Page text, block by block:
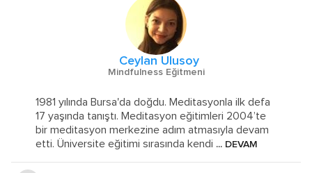
Ceylan Ulusoy
Mindfulness Eğitmeni
1981 yılında Bursa'da doğdu. Meditasyonla ilk defa
17 yaşında tanıştı. Meditasyon eğitimleri 2004’te
bir meditasyon merkezine adım atmasıyla devam
etti. Üniversite eğitimi sırasında kendi ... DEVAM